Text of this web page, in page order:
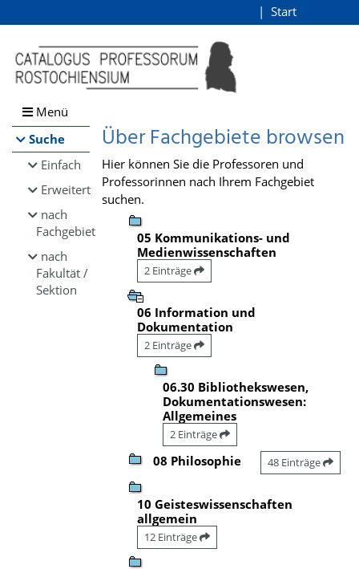
Browsen
direkt zum Inhalt
Start
Menü
Suche
Einfach
Erweitert
nach
Fachgebiet
nach
Fakultät /
Sektion
Über Fachgebiete browsen
Hier können Sie die Professoren und
Professorinnen nach Ihrem Fachgebiet
suchen.
05 Kommunikations- und
Medienwissenschaften
2 Einträge
06 Information und
Dokumentation
2 Einträge
06.30 Bibliothekswesen,
Dokumentationswesen:
Allgemeines
2 Einträge
08 Philosophie 48 Einträge
10 Geisteswissenschaften
allgemein
12 Einträge